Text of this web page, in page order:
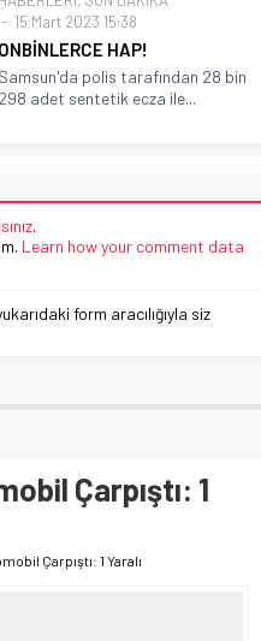
15 Mart 2023 15:38
ONBİNLERCE HAP!
Samsun'da polis tarafından 28 bin
298 adet sentetik ecza ile...
.
Learn how your comment data
form aracılığıyla siz
Çarpıştı: 1
Çarpıştı: 1 Yaralı